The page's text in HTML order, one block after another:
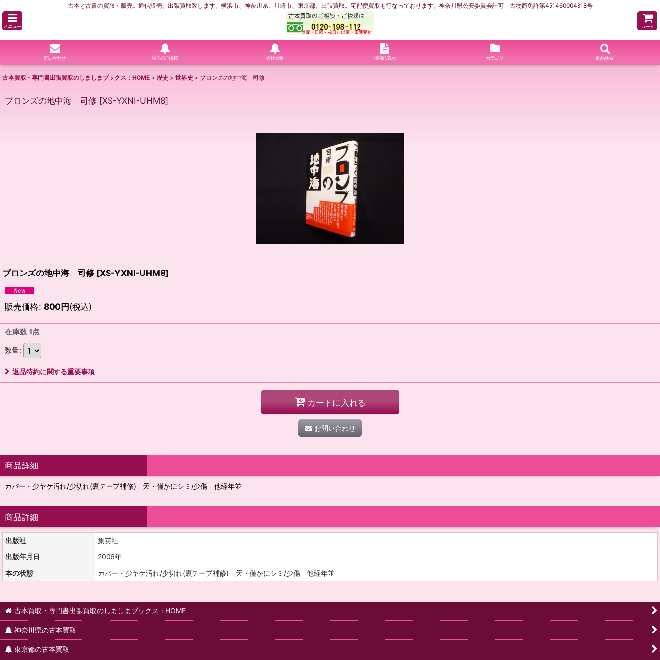
古本と古書の買取・販売。通信販売。出張買取致します。横浜市、神奈川県、川崎市、東京都、出張買取。宅配便買取も行なっております。神奈川県公安委員会許可 古物商免許第451460004818号
メニュー カート
問い合わせ 店主のご挨拶 会社概要 特商法表示 カテゴリ 商品検索
古本買取・専門書出張買取のしましまブックス：HOME > 歴史 > 世界史 > ブロンズの地中海 司修
ブロンズの地中海 司修 [XS-YXNI-UHM8]
ブロンズの地中海 司修 [XS-YXNI-UHM8]
販売価格: 800円(税込)
在庫数 1点
数量:
返品特約に関する重要事項
カートに入れる
お問い合わせ
商品詳細
カバー・少ヤケ汚れ/少切れ(裏テープ補修) 天・僅かにシミ/少傷 他経年並
商品詳細
出版社
集英社
出版年月日
2006年
本の状態
カバー・少ヤケ汚れ/少切れ(裏テープ補修) 天・僅かにシミ/少傷 他経年並
古本買取・専門書出張買取のしましまブックス：HOME
神奈川県の古本買取
東京都の古本買取